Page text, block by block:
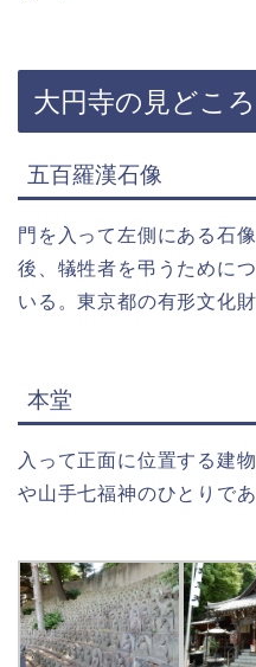
大円寺の見どころ
五百羅漢石像
門を入って左側にある石
後、犠牲者を弔うために
いる。東京都の有形文化財
本堂
入って正面に位置する建
や山手七福神のひとりで